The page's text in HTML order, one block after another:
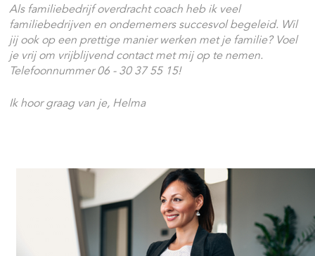
Als familiebedrijf overdracht coach heb ik veel
familiebedrijven en ondernemers succesvol begeleid. Wil
jij ook op een prettige manier werken met je familie? Voel
je vrij om vrijblijvend contact met mij op te nemen.
Telefoonnummer 06 - 30 37 55 15!
Ik hoor graag van je, Helma